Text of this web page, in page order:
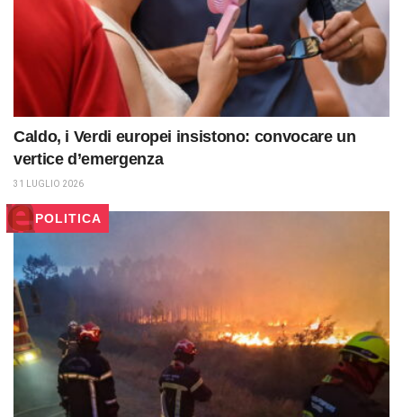
Caldo, i Verdi europei insistono: convocare un
vertice d’emergenza
31 LUGLIO 2026
POLITICA